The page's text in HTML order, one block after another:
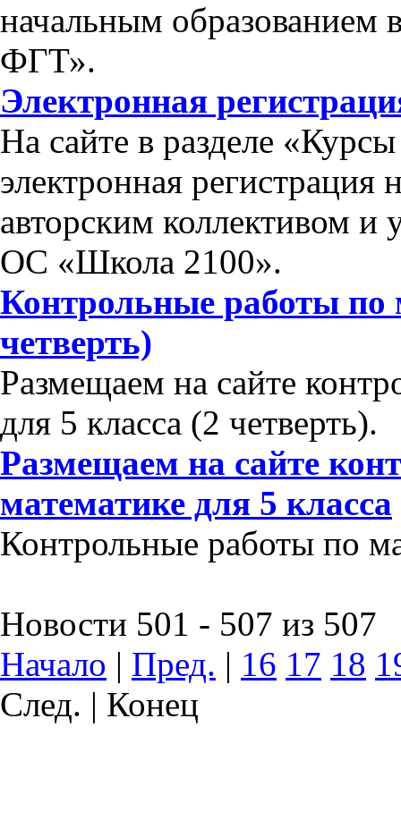
начальным
ФГТ».
Электронная
На сайте в разделе
электронная
авторским коллективом
ОС «Школа 2100».
Контрольные работы по
четверть)
Размещаем на сайте
для 5 класса (2 четверть).
Размещаем на сайте
математике для 5 класса
Контрольные работы по
Новости 501 - 507 из 507
Начало | Пред. | 16 17 18
След. | Конец